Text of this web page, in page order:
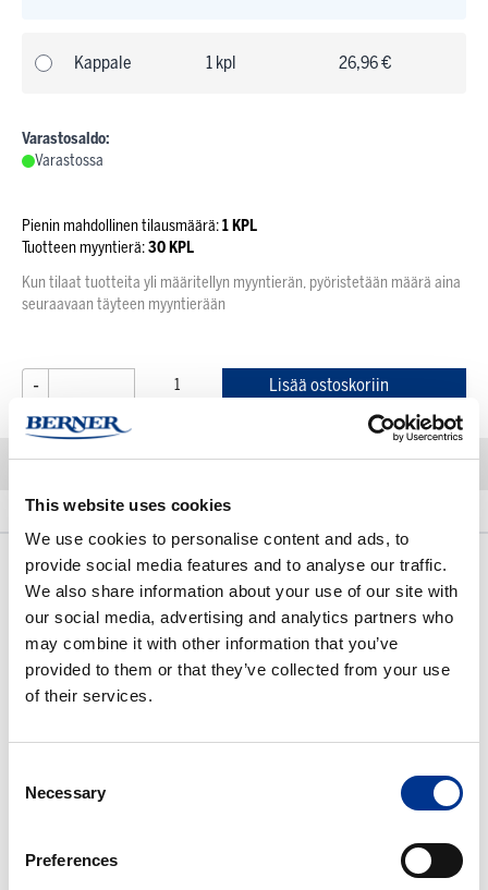
This website uses cookies
We use cookies to personalise content and ads, to
provide social media features and to analyse our traffic.
We also share information about your use of our site with
our social media, advertising and analytics partners who
may combine it with other information that you’ve
provided to them or that they’ve collected from your use
of their services.
Selection
Necessary
Preferences
Kappale 1 kpl 26,96 €
Varastosaldo:
Varastossa
Pienin mahdollinen tilausmäärä:1 KPL
Tuotteen myyntierä:30 KPL
Kun tilaat tuotteita yli määritellyn myyntierän, pyöristetään määrä aina
seuraavaan täyteen myyntierään
- Lisää ostoskoriin
Kuvaus
Kuvaus
Swep Duo r-MicroPlus Pro on kaksipuolinen mikrokuitumoppi,
jossa on ainutlaatuinen kennomainen 3-D-nukkarakenne, joka
tarjoaa hyvää puhdistustehoa sekä mukautuvuutta epätasaisille
ja hienorakenteisten lattioiden erinomaisen puhdistustuloksen.
Swep Duo r-MicroPlus Pro on symmetrinen, matalakitkainen
moppi, jota voidaan käyttää kuivana, nihkeänä tai kosteana. Se
puhdistuskapasiteetti.